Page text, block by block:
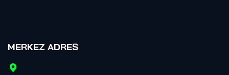
MERKEZ ADRES